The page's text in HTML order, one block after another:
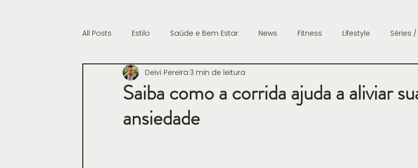
All Posts Estilo Saúde e Bem Estar News Fitness Lifestyle Séries
Cultura Gastronomia e Viagens
Casamentos
Saiba como a corrida ajuda a aliviar
ansiedade
Deivi Pereira 3 min de leitura